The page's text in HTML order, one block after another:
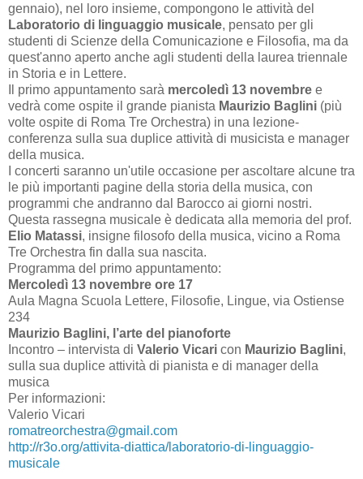
gennaio), nel loro insieme, compongono le attività del
Laboratorio di linguaggio musicale, pensato per gli
studenti di Scienze della Comunicazione e Filosofia, ma da
quest'anno aperto anche agli studenti della laurea triennale
in Storia e in Lettere.
Il primo appuntamento sarà mercoledì 13 novembre e
vedrà come ospite il grande pianista Maurizio Baglini (più
volte ospite di Roma Tre Orchestra) in una lezione-
conferenza sulla sua duplice attività di musicista e manager
della musica.
I concerti saranno un'utile occasione per ascoltare alcune tra
le più importanti pagine della storia della musica, con
programmi che andranno dal Barocco ai giorni nostri.
Questa rassegna musicale è dedicata alla memoria del prof.
Elio Matassi, insigne filosofo della musica, vicino a Roma
Tre Orchestra fin dalla sua nascita.
Programma del primo appuntamento:
Mercoledì 13 novembre ore 17
Aula Magna Scuola Lettere, Filosofie, Lingue, via Ostiense
234
Maurizio Baglini, l’arte del pianoforte
Incontro – intervista di Valerio Vicari con Maurizio Baglini,
sulla sua duplice attività di pianista e di manager della
musica
Per informazioni:
Valerio Vicari
romatreorchestra@gmail.com
http://r3o.org/attivita-diattica/laboratorio-di-linguaggio-
musicale